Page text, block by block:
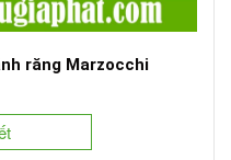
răng Marzocchi